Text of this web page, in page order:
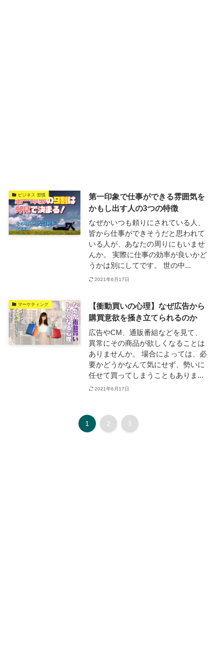
ビジネス 習慣
第一印象で仕事ができる雰囲気を
かもし出す人の3つの特徴
なぜかいつも頼りにされている人、
皆から仕事ができそうだと思われて
いる人が、あなたの周りにもいませ
んか。 実際に仕事の効率が良いかど
うかは別にしてです。 世の中...
2021年6月17日
マーケティング
【衝動買いの心理】なぜ広告から
購買意欲を掻き立てられるのか
広告やCM、通販番組などを見て、
異常にその商品が欲しくなることは
ありませんか。 場合によっては、必
要かどうかなんて気にせず、勢いに
任せて買ってしまうこともありま...
2021年6月17日
1 2 3